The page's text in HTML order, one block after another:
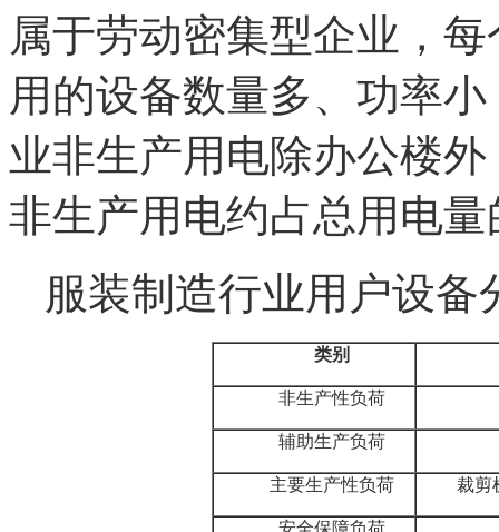
属于劳动密集型企业，
用的设备数量多、功率
业非生产用电除办公楼
非生产用电约占总用电量
服装制造行业用户设备
类别
非生产性负荷
辅助生产负荷
主要生产性负荷 裁剪
安全保障负荷